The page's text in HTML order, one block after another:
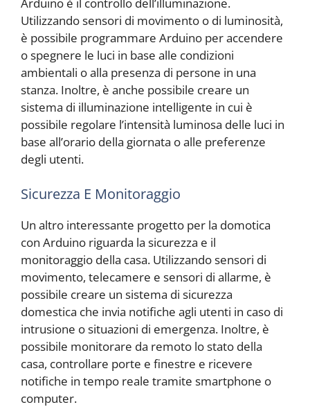
Arduino è il controllo dell’illuminazione.
Utilizzando sensori di movimento o di luminosità,
è possibile programmare Arduino per accendere
o spegnere le luci in base alle condizioni
ambientali o alla presenza di persone in una
stanza. Inoltre, è anche possibile creare un
sistema di illuminazione intelligente in cui è
possibile regolare l’intensità luminosa delle luci in
base all’orario della giornata o alle preferenze
degli utenti.
Sicurezza E Monitoraggio
Un altro interessante progetto per la domotica
con Arduino riguarda la sicurezza e il
monitoraggio della casa. Utilizzando sensori di
movimento, telecamere e sensori di allarme, è
possibile creare un sistema di sicurezza
domestica che invia notifiche agli utenti in caso di
intrusione o situazioni di emergenza. Inoltre, è
possibile monitorare da remoto lo stato della
casa, controllare porte e finestre e ricevere
notifiche in tempo reale tramite smartphone o
computer.